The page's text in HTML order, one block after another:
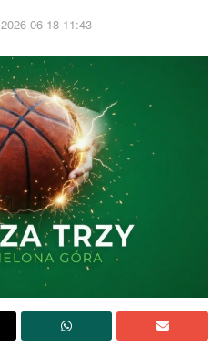
2026-06-18 11:43